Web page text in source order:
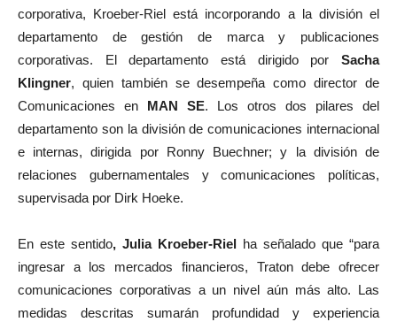
corporativa, Kroeber-Riel está incorporando a la división el
departamento de gestión de marca y publicaciones
corporativas. El departamento está dirigido por Sacha
Klingner, quien también se desempeña como director de
Comunicaciones en MAN SE. Los otros dos pilares del
departamento son la división de comunicaciones internacional
e internas, dirigida por Ronny Buechner; y la división de
relaciones gubernamentales y comunicaciones políticas,
supervisada por Dirk Hoeke.
En este sentido, Julia Kroeber-Riel ha señalado que “para
ingresar a los mercados financieros, Traton debe ofrecer
comunicaciones corporativas a un nivel aún más alto. Las
medidas descritas sumarán profundidad y experiencia